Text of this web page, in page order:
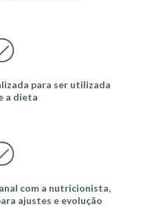
para ser utilizada
a dieta
com a nutricionista,
ajustes e evolução